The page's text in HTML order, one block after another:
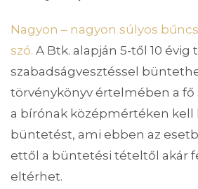
Nagyon – nagyon súlyos
szó. A Btk. alapján 5-től 10 évig
szabadságvesztéssel
törvénykönyv értelmében a fő
a bírónak középmértéken kell
büntetést, ami ebben az
ettől a büntetési tételtől akár
eltérhet.